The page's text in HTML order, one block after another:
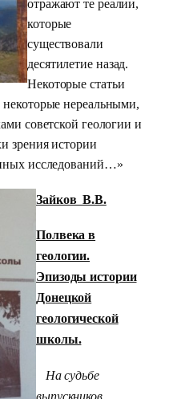
отражают те реалии,
которые
существовали
десятилетие назад.
Некоторые статьи
нереальными,
советской геологии и
зрения истории
исследований…»
Зайков В.В.
Полвека в
геологии.
Эпизоды истории
Донецкой
геологической
школы.
На судьбе
выпускников